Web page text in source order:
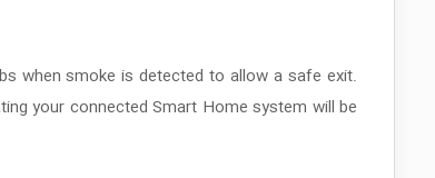
when smoke is detected to allow a safe exit.
your connected Smart Home system will be